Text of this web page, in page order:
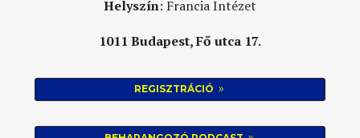
Helyszín: Francia Intézet
1011 Budapest, Fő utca 17.
REGISZTRÁCIÓ